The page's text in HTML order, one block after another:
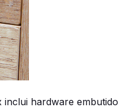
inclui hardware embutido